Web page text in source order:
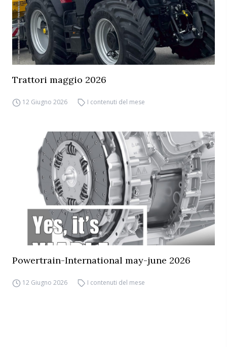
Trattori maggio 2026
12 Giugno 2026 I contenuti del mese
Powertrain-International may-june 2026
12 Giugno 2026 I contenuti del mese